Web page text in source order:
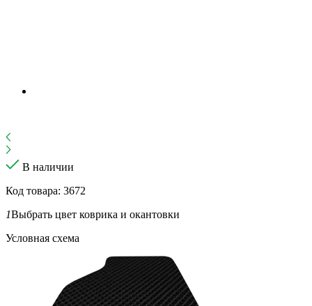
В наличии
Код товара: 3672
1Выбрать цвет коврика и окантовки
Условная схема